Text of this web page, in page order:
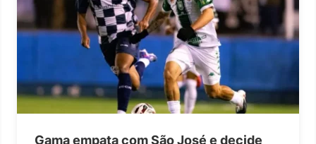
Gama empata com São José e decide